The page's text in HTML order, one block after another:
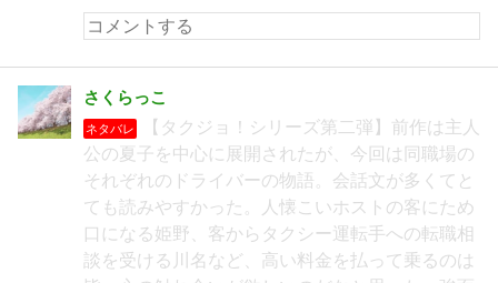
さくらっこ
ネタバレ
【タクジョ！シリーズ第二弾】前作は主人
公の夏子を中心に展開されたが、今回は同職場の
それぞれのドライバーの物語。会話文が多くてと
ても読みやすかった。人懐こいホストの客にため
口になる姫野、客からタクシー運転手への転職相
談を受ける川名など、高い料金を払って乗るのは